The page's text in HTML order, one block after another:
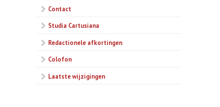
Contact
Studia Cartusiana
Redactionele afkortingen
Colofon
Laatste wijzigingen